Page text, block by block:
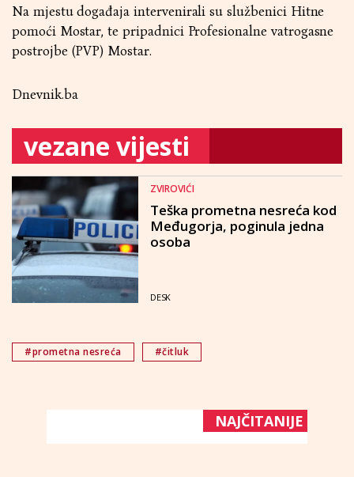
Na mjestu događaja intervenirali su službenici Hitne
pomoći Mostar, te pripadnici Profesionalne vatrogasne
postrojbe (PVP) Mostar.
Dnevnik.ba
vezane vijesti
ZVIROVIĆI
Teška prometna nesreća kod
Međugorja, poginula jedna
osoba
DESK
#prometna nesreća #čitluk
NAJČITANIJE